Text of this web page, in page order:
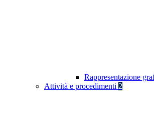
Rappresentazione
Attività e procedimenti 2